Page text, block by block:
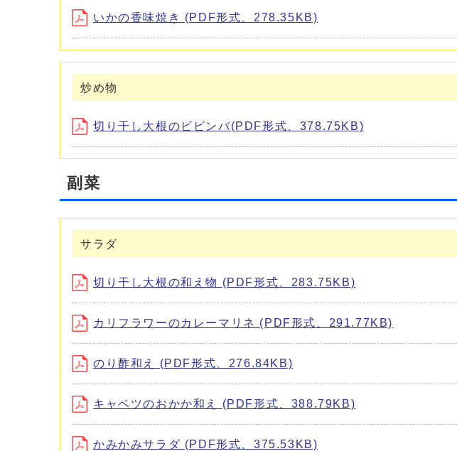
いかの香味焼き (PDF形式、278.35KB)
炒め物
切り干し大根のビビンバ(PDF形式、378.75KB)
副菜
サラダ
切り干し大根の和え物 (PDF形式、283.75KB)
カリフラワーのカレーマリネ (PDF形式、291.77KB)
のり酢和え (PDF形式、276.84KB)
キャベツのおかか和え (PDF形式、388.79KB)
かみかみサラダ (PDF形式、375.53KB)